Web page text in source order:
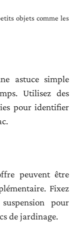
objets comme les
astuce simple
Utilisez des
pour identifier
peuvent être
Fixez
pour
de jardinage.